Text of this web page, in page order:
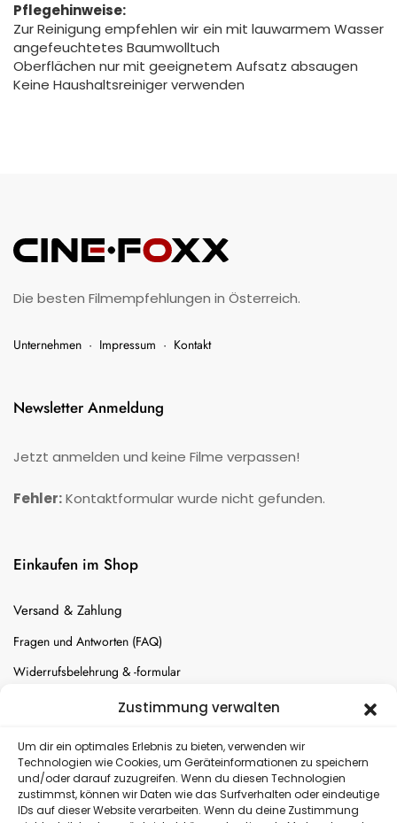
Zustimmung verwalten
Um dir ein optimales Erlebnis zu bieten, verwenden wir
Technologien wie Cookies, um Geräteinformationen zu speichern
und/oder darauf zuzugreifen. Wenn du diesen Technologien
zustimmst, können wir Daten wie das Surfverhalten oder eindeutige
IDs auf dieser Website verarbeiten. Wenn du deine Zustimmung
Pflegehinweise:
Zur Reinigung empfehlen wir ein mit lauwarmem Wasser
angefeuchtetes Baumwolltuch
Oberflächen nur mit geeignetem Aufsatz absaugen
Keine Haushaltsreiniger verwenden
Die besten Filmempfehlungen in Österreich.
Unternehmen · Impressum · Kontakt
Newsletter Anmeldung
Jetzt anmelden und keine Filme verpassen!
Fehler:Kontaktformular wurde nicht gefunden.
Einkaufen im Shop
Versand & Zahlung
Fragen und Antworten (FAQ)
Widerrufsbelehrung & -formular
Batterien-Entsorgung
Versand